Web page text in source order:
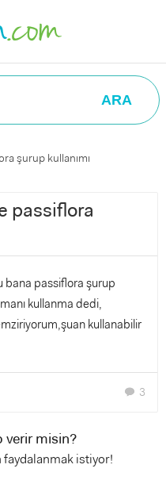
ARA
şurup kullanımı
passiflora
bana passiflora şurup
kullanma dedi,
kullanabilir
chat 3
verir misin?
istiyor!